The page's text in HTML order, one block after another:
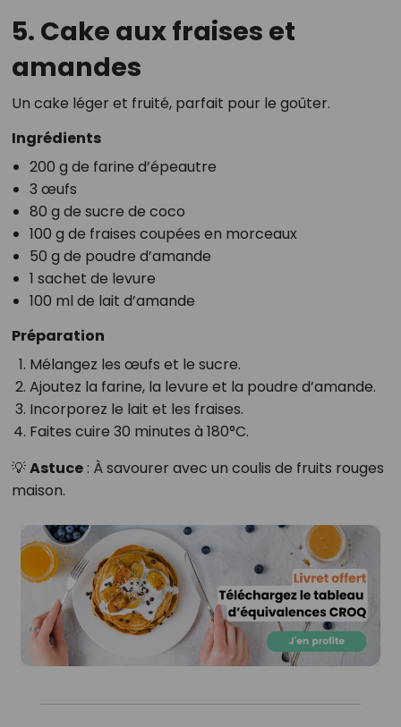
5. Cake aux fraises et
amandes
Un cake léger et fruité, parfait pour le goûter.
Ingrédients
200 g de farine d’épeautre
3 œufs
80 g de sucre de coco
100 g de fraises coupées en morceaux
50 g de poudre d’amande
1 sachet de levure
100 ml de lait d’amande
Préparation
Mélangez les œufs et le sucre.
Ajoutez la farine, la levure et la poudre d’amande.
Incorporez le lait et les fraises.
Faites cuire 30 minutes à 180°C.
💡Astuce: À savourer avec un coulis de fruits rouges
maison.